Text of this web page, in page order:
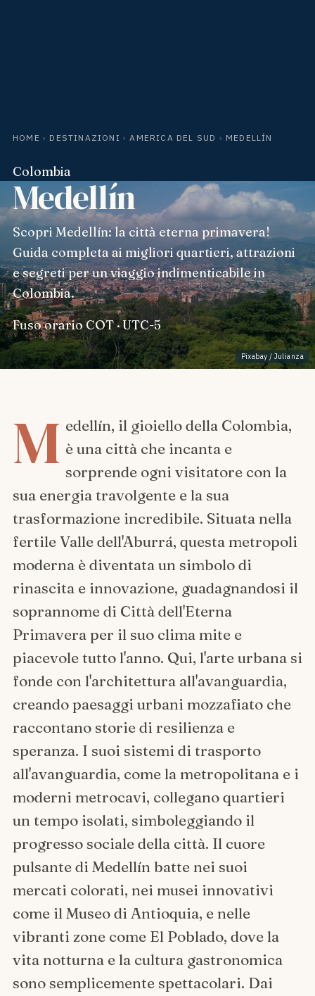
Pixabay / Julianza
HOME › DESTINAZIONI › AMERICA DEL SUD › MEDELLÍN
Colombia
Medellín
Scopri Medellín: la città eterna primavera!
Guida completa ai migliori quartieri, attrazioni
e segreti per un viaggio indimenticabile in
Colombia.
Fuso orarioCOT · UTC-5
M edellín, il gioiello della Colombia,
è una città che incanta e
sorprende ogni visitatore con la
sua energia travolgente e la sua
trasformazione incredibile. Situata nella
fertile Valle dell'Aburrá, questa metropoli
moderna è diventata un simbolo di
rinascita e innovazione, guadagnandosi il
soprannome di Città dell'Eterna
Primavera per il suo clima mite e
piacevole tutto l'anno. Qui, l'arte urbana si
fonde con l'architettura all'avanguardia,
creando paesaggi urbani mozzafiato che
raccontano storie di resilienza e
speranza. I suoi sistemi di trasporto
all'avanguardia, come la metropolitana e i
moderni metrocavi, collegano quartieri
un tempo isolati, simboleggiando il
progresso sociale della città. Il cuore
pulsante di Medellín batte nei suoi
mercati colorati, nei musei innovativi
come il Museo di Antioquia, e nelle
vibranti zone come El Poblado, dove la
vita notturna e la cultura gastronomica
sono semplicemente spettacolari. Dai